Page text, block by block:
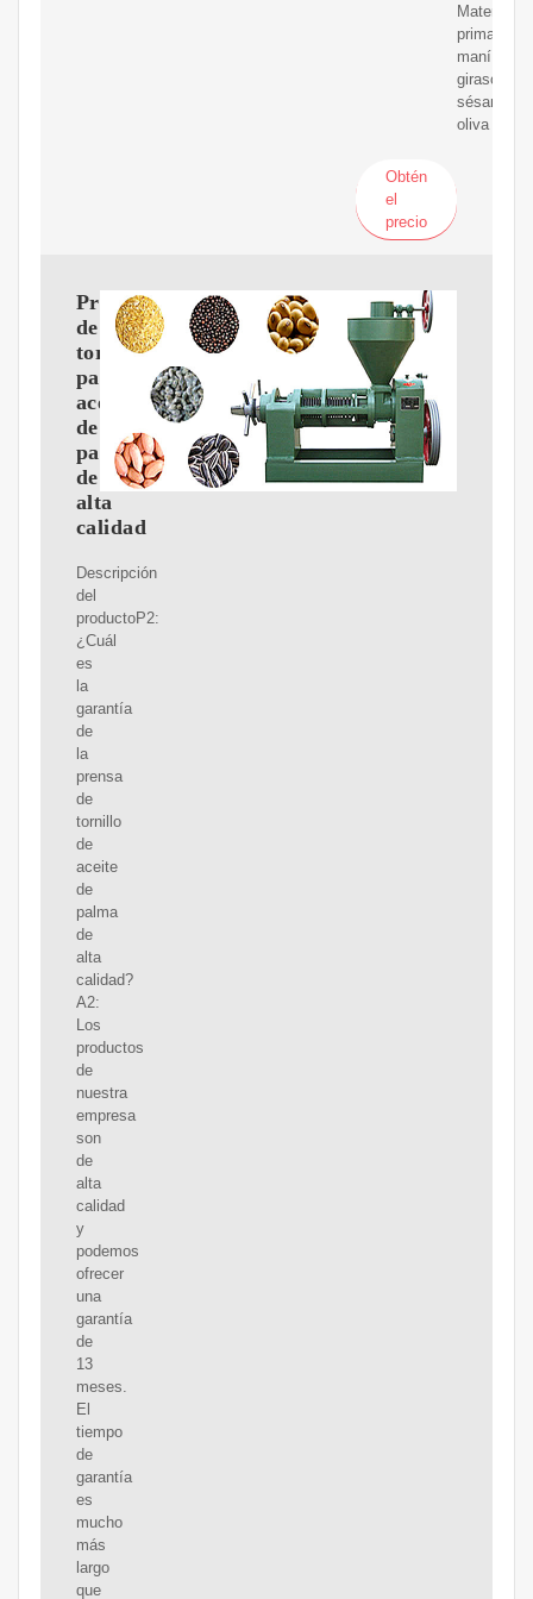
Materia
prima:
maní,
girasol,
sésamo,
oliva
Obtén
el
precio
Prensa
de
tornillo
para
aceite
de
palma
de
alta
calidad
Descripción
del
productoP2:
¿Cuál
es
la
garantía
de
la
prensa
de
tornillo
de
aceite
de
palma
de
alta
calidad?
A2:
Los
productos
de
nuestra
empresa
son
de
alta
calidad
y
podemos
ofrecer
una
garantía
de
13
meses.
El
tiempo
de
garantía
es
mucho
más
largo
que